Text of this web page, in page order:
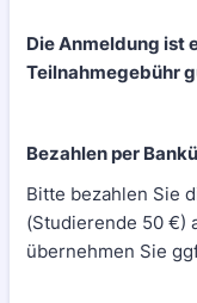
Die Anmeldung ist
Teilnahmegebühr
Bezahlen per
Bitte bezahlen Sie
(Studierende 50 €)
übernehmen Sie